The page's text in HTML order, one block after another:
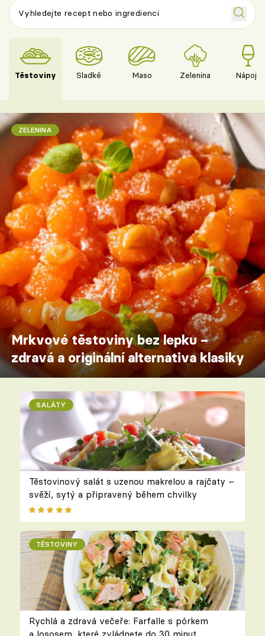
Těstoviny Sladké Maso Zelenina Nápoje
ZELENINA
Mrkvové těstoviny bez lepku –
zdravá a originální alternativa klasiky
SALÁTY
Těstovinový salát s uzenou makrelou a rajčaty –
svěží, sytý a připravený během chvilky
TĚSTOVINY
Rychlá a zdravá večeře: Farfalle s pórkem